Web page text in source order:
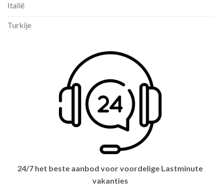
Italië
Turkije
24/7 het beste aanbod voor voordelige Lastminute
vakanties